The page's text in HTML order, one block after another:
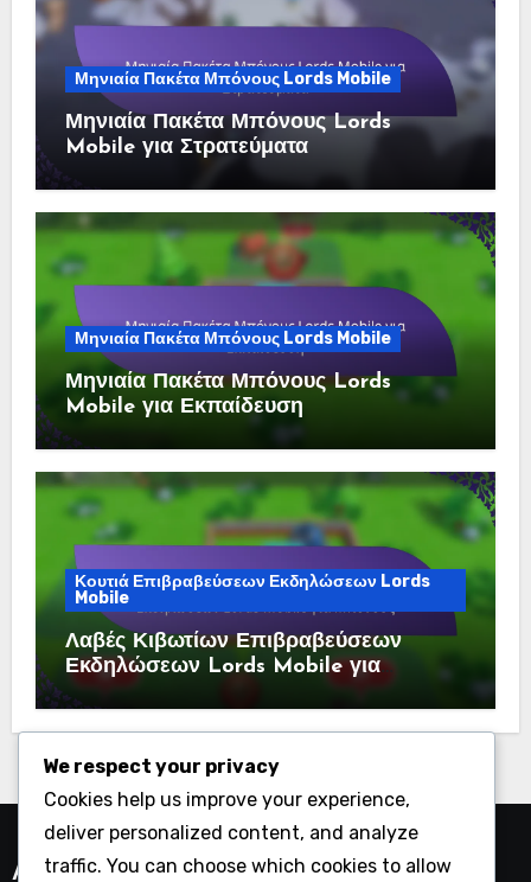
Μηνιαία Πακέτα Μπόνους Lords Mobile
Μηνιαία Πακέτα Μπόνους Lords
Mobile για Στρατεύματα
Μηνιαία Πακέτα Μπόνους Lords Mobile
Μηνιαία Πακέτα Μπόνους Lords
Mobile για Εκπαίδευση
Κουτιά Επιβραβεύσεων Εκδηλώσεων Lords
Mobile
Λαβές Κιβωτίων Επιβραβεύσεων
Εκδηλώσεων Lords Mobile για
Μπόνους
Αναζήτηση
We respect your privacy
Cookies help us improve your experience,
deliver personalized content, and analyze
traffic. You can choose which cookies to allow